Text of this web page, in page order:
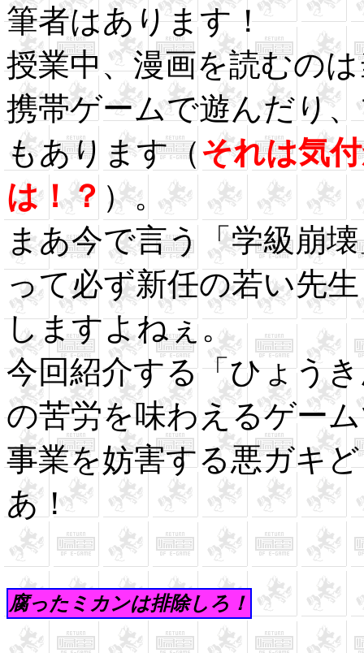
筆者はあります！
授業中、漫画を読むの
携帯ゲームで遊んだり
もあります（それは気
は！？ ）。
まあ今で言う「学級崩
って必ず新任の若い先
しますよねぇ。
今回紹介する「ひょう
の苦労を味わえるゲー
事業を妨害する悪ガキ
あ！
腐ったミカンは排除しろ！